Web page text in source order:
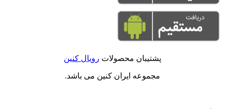
پشتیبان محصولات رویال کنین
مجموعه ایران کنین می باشد.